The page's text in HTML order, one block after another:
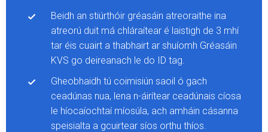
Beidh an stiúrthóir gréasáin atreoraithe ina
atreorú duit má chláraítear é laistigh de 3 mhí
tar éis cuairt a thabhairt ar shuíomh Gréasáin
KVS go deireanach le do ID tag.
Gheobhaidh tú coimisiún saoil ó gach
ceadúnas nua, lena n-áirítear ceadúnais cíosa
le híocaíochtaí míosúla, ach amháin cásanna
speisialta a gcuirtear síos orthu thíos.